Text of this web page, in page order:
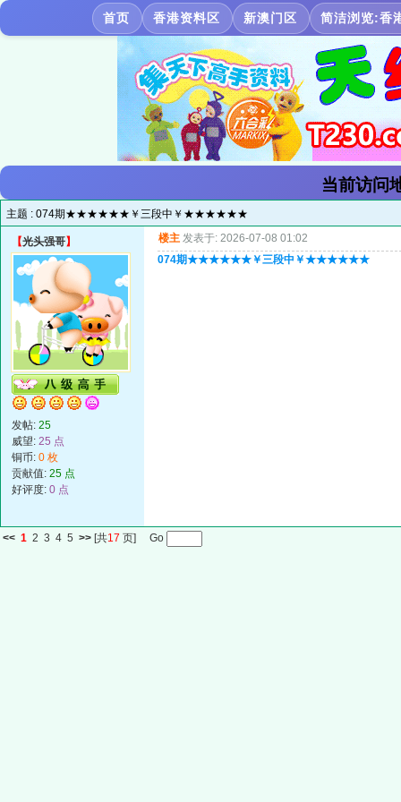
首页 香港资料区 新澳门区 简洁浏览:香
当前访问
主题 : 074期★★★★★★￥三段中￥★★★★★★
【光头强哥】
发帖: 25
威望: 25 点
铜币: 0 枚
贡献值: 25 点
好评度: 0 点
楼主 发表于: 2026-07-08 01:02
074期★★★★★★￥三段中￥★★★★★★
<< 1 2 3 4 5 >> [共17 页] Go